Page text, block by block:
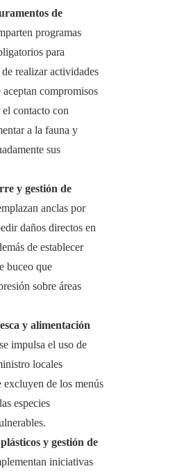
de
programas
para
realizar actividades
compromisos
contacto con
a la fauna y
sus
y gestión de
anclas por
daños directos en
de establecer
buceo que
sobre áreas
y alimentación
impulsa el uso de
locales
excluyen de los menús
especies
y gestión de
iniciativas